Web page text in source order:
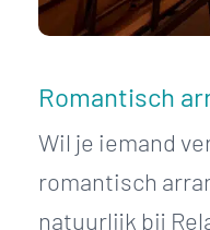
Romantisch
Wil je iemand
romantisch
natuurlijk bij